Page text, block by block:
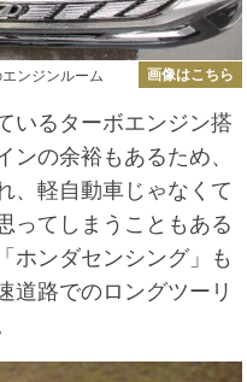
ンジンルーム 画像はこちら
いるターボエンジン搭
ンの余裕もあるため、
、軽自動車じゃなくて
ってしまうこともある
ホンダセンシング」も
道路でのロングツーリ